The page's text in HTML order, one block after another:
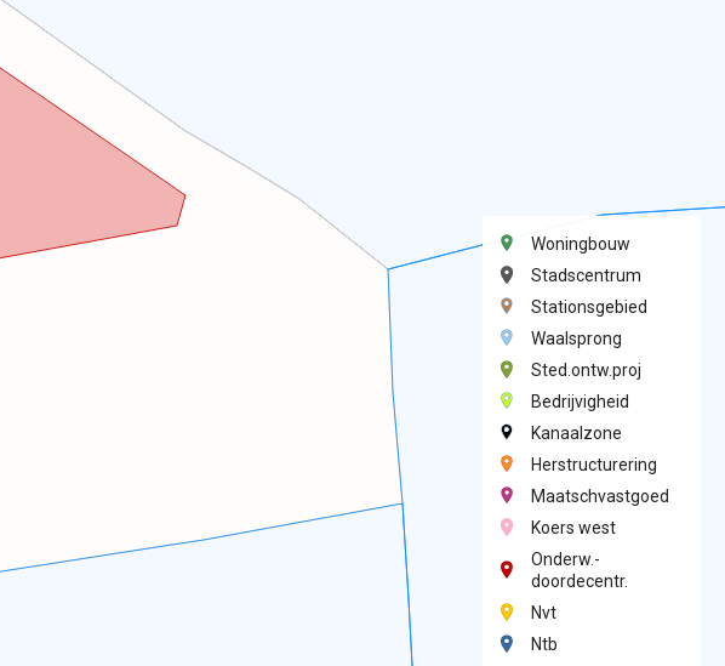
Woningbouw
Stadscentrum
Stationsgebied
Waalsprong
Sted.ontw.proj
Bedrijvigheid
Kanaalzone
Herstructurering
Maatschvastgoed
Koers west
Onderw.-
doordecentr.
Nvt
Ntb